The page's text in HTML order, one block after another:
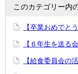
このカテゴリー内
【卒業おめでと
【６年生を送る
【給食委員会の